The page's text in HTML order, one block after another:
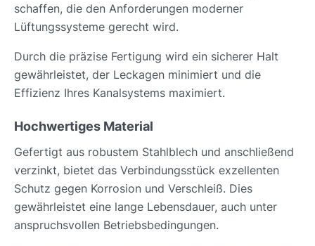
schaffen, die den Anforderungen moderner
Lüftungssysteme gerecht wird.
Durch die präzise Fertigung wird ein sicherer Halt
gewährleistet, der Leckagen minimiert und die
Effizienz Ihres Kanalsystems maximiert.
Hochwertiges Material
Gefertigt aus robustem Stahlblech und anschließend
verzinkt, bietet das Verbindungsstück exzellenten
Schutz gegen Korrosion und Verschleiß. Dies
gewährleistet eine lange Lebensdauer, auch unter
anspruchsvollen Betriebsbedingungen.